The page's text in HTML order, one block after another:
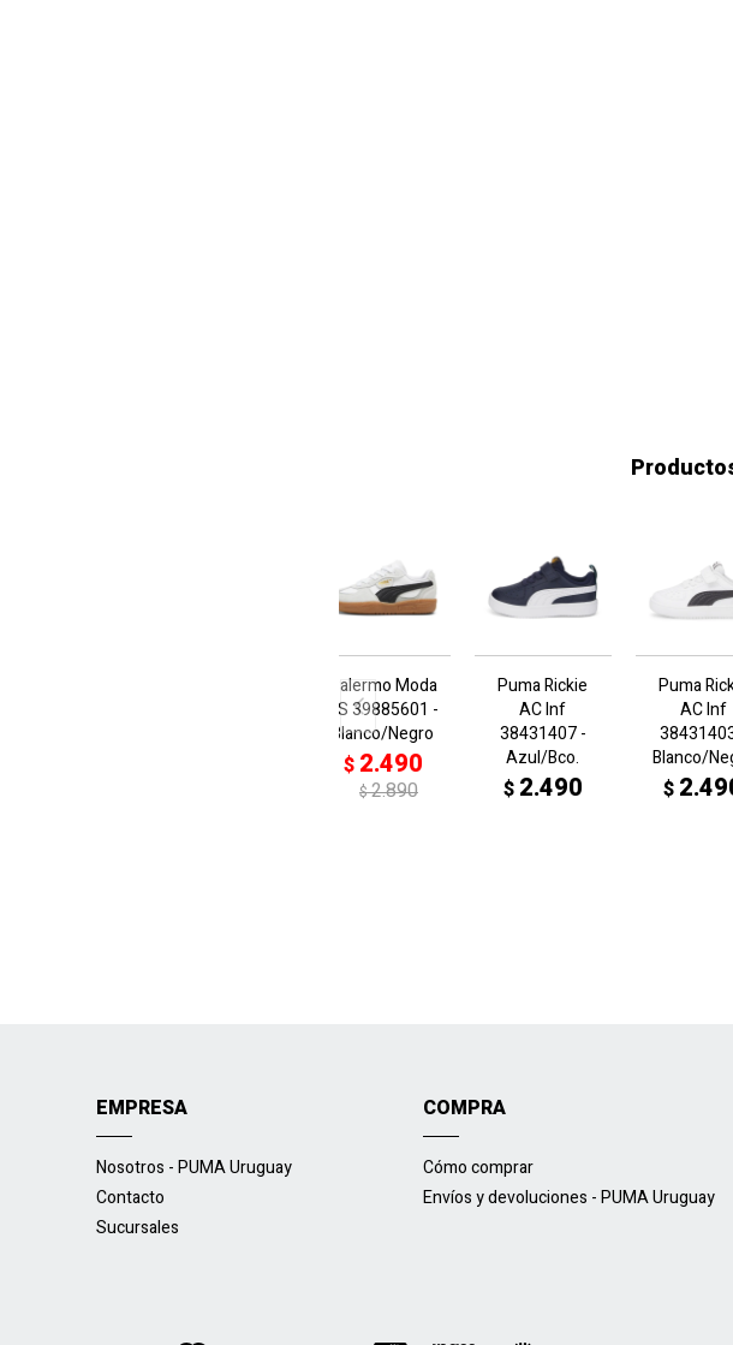
Palermo Moda
PS 39885601 -
Blanco/Negro
$ 2.490
$2.890
Puma Rickie
AC Inf
38431407 -
Azul/Bco.
$ 2.490
Puma
AC Inf
Blanco/
$
EMPRESA
Nosotros - PUMA Uruguay
Contacto
Sucursales
COMPRA
Cómo comprar
Envíos y devoluciones - PUMA Uruguay